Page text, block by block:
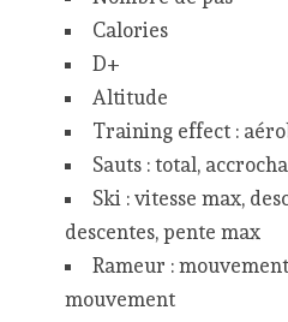
Calories
D+
Altitude
Training effect :
Sauts : total,
Ski : vitesse max,
descentes, pente max
Rameur :
mouvement